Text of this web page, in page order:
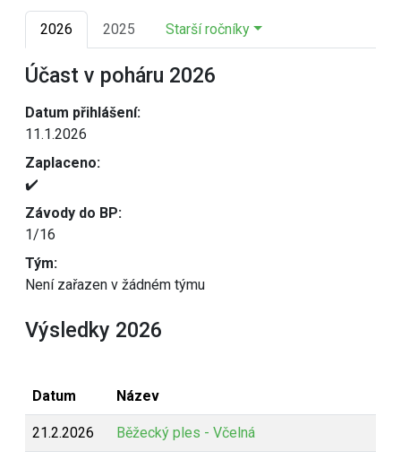
2026 2025 Starší ročníky
Účast v poháru 2026
Datum přihlášení:
11.1.2026
Zaplaceno:
✔️
Závody do BP:
1/16
Tým:
Není zařazen v žádném týmu
Výsledky 2026
Datum Název
21.2.2026 Běžecký ples - Včelná